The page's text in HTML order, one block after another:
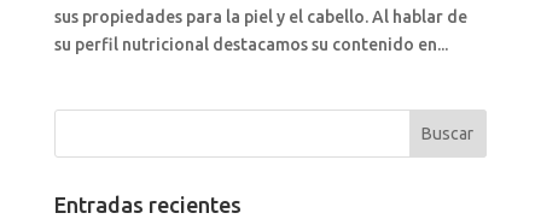
sus propiedades para la piel y el cabello. Al hablar de
su perfil nutricional destacamos su contenido en...
Entradas recientes